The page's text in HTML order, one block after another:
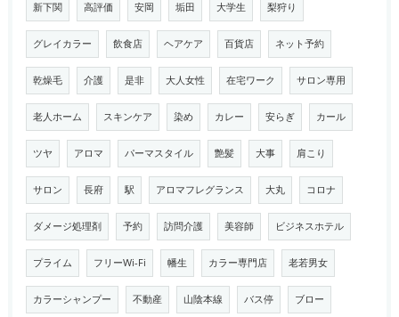
新下関 高評価 安岡 垢田 大学生 梨狩り
グレイカラー 飲食店 ヘアケア 百貨店 ネット予約
乾燥毛 介護 是非 大人女性 在宅ワーク サロン専用
老人ホーム スキンケア 染め カレー 安らぎ カール
ツヤ アロマ パーマスタイル 艶髪 大事 肩こり
サロン 長府 駅 アロマフレグランス 大丸 コロナ
ダメージ処理剤 予約 訪問介護 美容師 ビジネスホテル
プライム フリーWi-Fi 幡生 カラー専門店 老若男女
カラーシャンプー 不動産 山陰本線 バス停 ブロー